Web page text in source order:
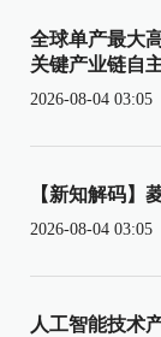
全球单产最大
关键产业链自
2026-08-04 03:05
【新知解码】
2026-08-04 03:05
人工智能技术